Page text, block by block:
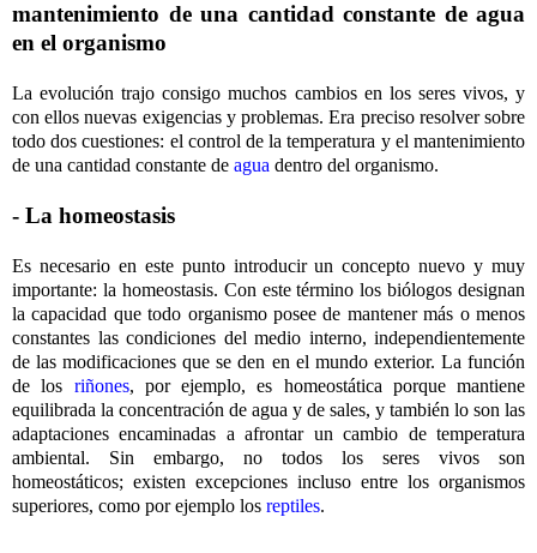
mantenimiento de una cantidad constante de agua
en el organismo
La evolución trajo consigo muchos cambios en los seres vivos, y
con ellos nuevas exigencias y problemas. Era preciso resolver sobre
todo dos cuestiones: el control de la temperatura y el mantenimiento
de una cantidad constante de agua dentro del organismo.
- La homeostasis
Es necesario en este punto introducir un concepto nuevo y muy
importante: la homeostasis. Con este término los biólogos designan
la capacidad que todo organismo posee de mantener más o menos
constantes las condiciones del medio interno, independientemente
de las modificaciones que se den en el mundo exterior. La función
de los riñones, por ejemplo, es homeostática porque mantiene
equilibrada la concentración de agua y de sales, y también lo son las
adaptaciones encaminadas a afrontar un cambio de temperatura
ambiental. Sin embargo, no todos los seres vivos son
homeostáticos; existen excepciones incluso entre los organismos
superiores, como por ejemplo los reptiles.